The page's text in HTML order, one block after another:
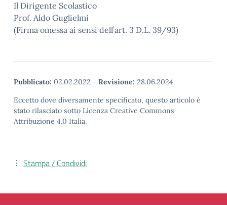
Il Dirigente Scolastico
Prof. Aldo Guglielmi
(Firma omessa ai sensi dell’art. 3 D.L. 39/93)
Pubblicato: 02.02.2022 - Revisione: 28.06.2024
Eccetto dove diversamente specificato, questo articolo è
stato rilasciato sotto Licenza Creative Commons
Attribuzione 4.0 Italia.
Stampa / Condividi